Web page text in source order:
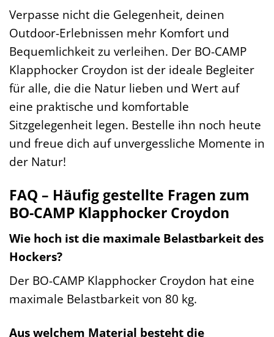
Verpasse nicht die Gelegenheit, deinen
Outdoor-Erlebnissen mehr Komfort und
Bequemlichkeit zu verleihen. Der BO-CAMP
Klapphocker Croydon ist der ideale Begleiter
für alle, die die Natur lieben und Wert auf
eine praktische und komfortable
Sitzgelegenheit legen. Bestelle ihn noch heute
und freue dich auf unvergessliche Momente in
der Natur!
FAQ – Häufig gestellte Fragen zum
BO-CAMP Klapphocker Croydon
Wie hoch ist die maximale Belastbarkeit des
Hockers?
Der BO-CAMP Klapphocker Croydon hat eine
maximale Belastbarkeit von 80 kg.
Aus welchem Material besteht die